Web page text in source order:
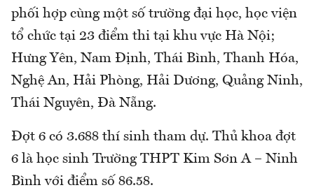
phối hợp cùng một số trường đại học, học viện
tổ chức tại 23 điểm thi tại khu vực Hà Nội;
Hưng Yên, Nam Định, Thái Bình, Thanh Hóa,
Nghệ An, Hải Phòng, Hải Dương, Quảng Ninh,
Thái Nguyên, Đà Nẵng.
Đợt 6 có 3.688 thí sinh tham dự. Thủ khoa đợt
6 là học sinh Trường THPT Kim Sơn A – Ninh
Bình với điểm số 86.58.